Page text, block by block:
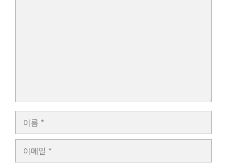
름
메